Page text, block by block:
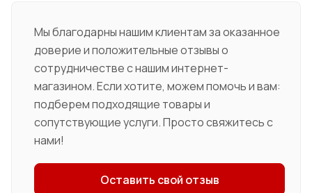
Мы благодарны нашим клиентам за оказанное
доверие и положительные отзывы о
сотрудничестве с нашим интернет-
магазином. Если хотите, можем помочь и вам:
подберем подходящие товары и
сопутствующие услуги. Просто свяжитесь с
нами!
Оставить свой отзыв